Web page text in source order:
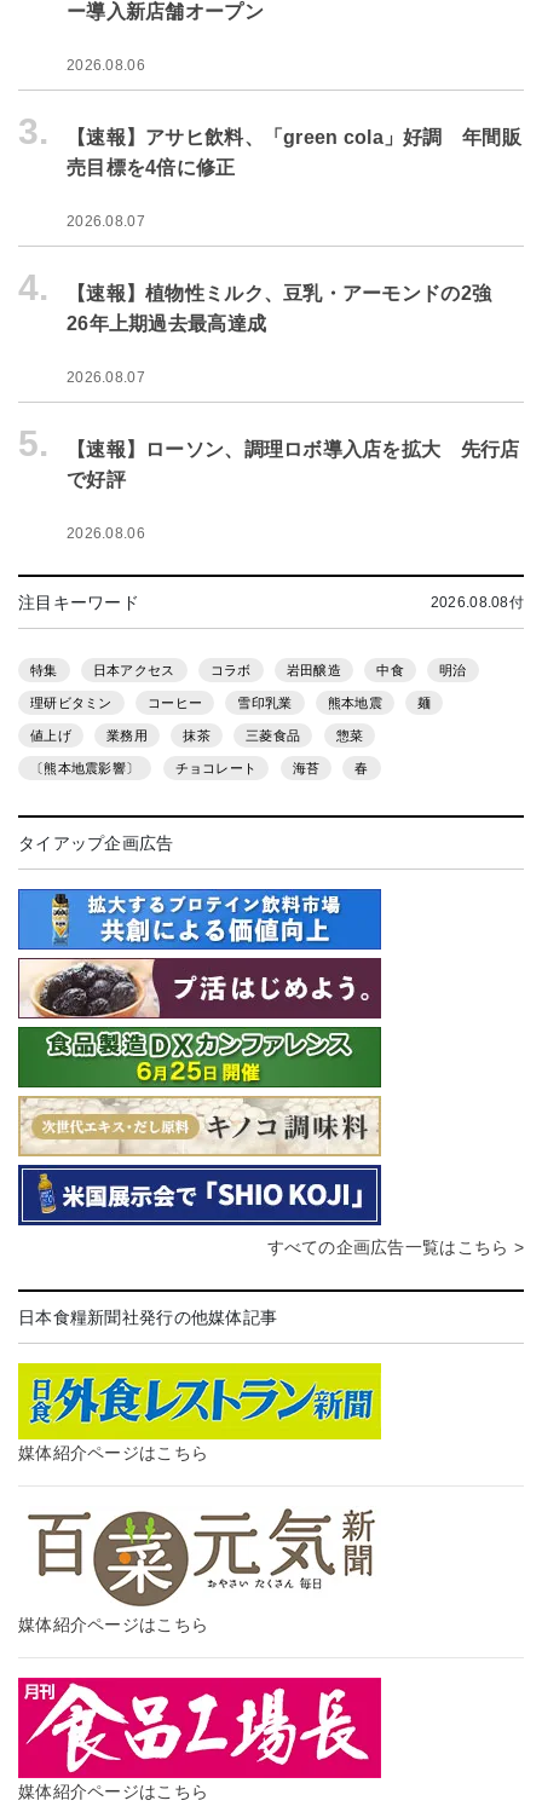
ー導入新店舗オープン
2026.08.06
3.
【速報】アサヒ飲料、「green cola」好調 年間販
売目標を4倍に修正
2026.08.07
4.
【速報】植物性ミルク、豆乳・アーモンドの2強
26年上期過去最高達成
2026.08.07
5.
【速報】ローソン、調理ロボ導入店を拡大 先行店
で好評
2026.08.06
注目キーワード 2026.08.08付
特集 日本アクセス コラボ 岩田醸造 中食 明治
理研ビタミン コーヒー 雪印乳業 熊本地震 麺
値上げ 業務用 抹茶 三菱食品 惣菜
〔熊本地震影響〕 チョコレート 海苔 春
タイアップ企画広告
すべての企画広告一覧はこちら >
日本食糧新聞社発行の他媒体記事
媒体紹介ページはこちら
媒体紹介ページはこちら
媒体紹介ページはこちら